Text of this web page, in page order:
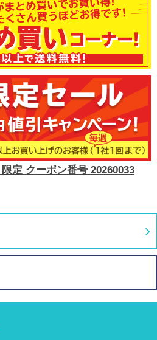
定 クーポン番号 20260033